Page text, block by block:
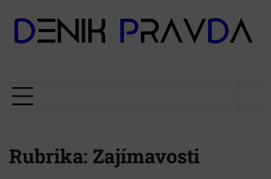
Rubrika: Zajímavosti